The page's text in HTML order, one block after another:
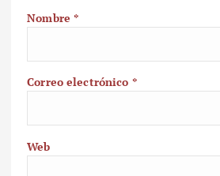
Nombre*
Correo electrónico *
Web